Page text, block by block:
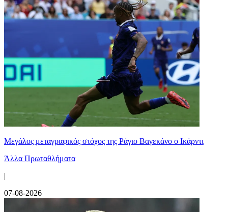
Μεγάλος μεταγραφικός στόχος της Ράγιο Βαγεκάνο ο Ικάρντι
Άλλα Πρωταθλήματα
|
07-08-2026